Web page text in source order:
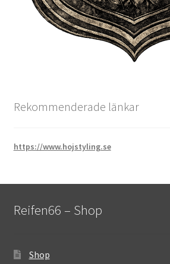
Rekommenderade länkar
https://www.hojstyling.se
Reifen66 – Shop
Shop